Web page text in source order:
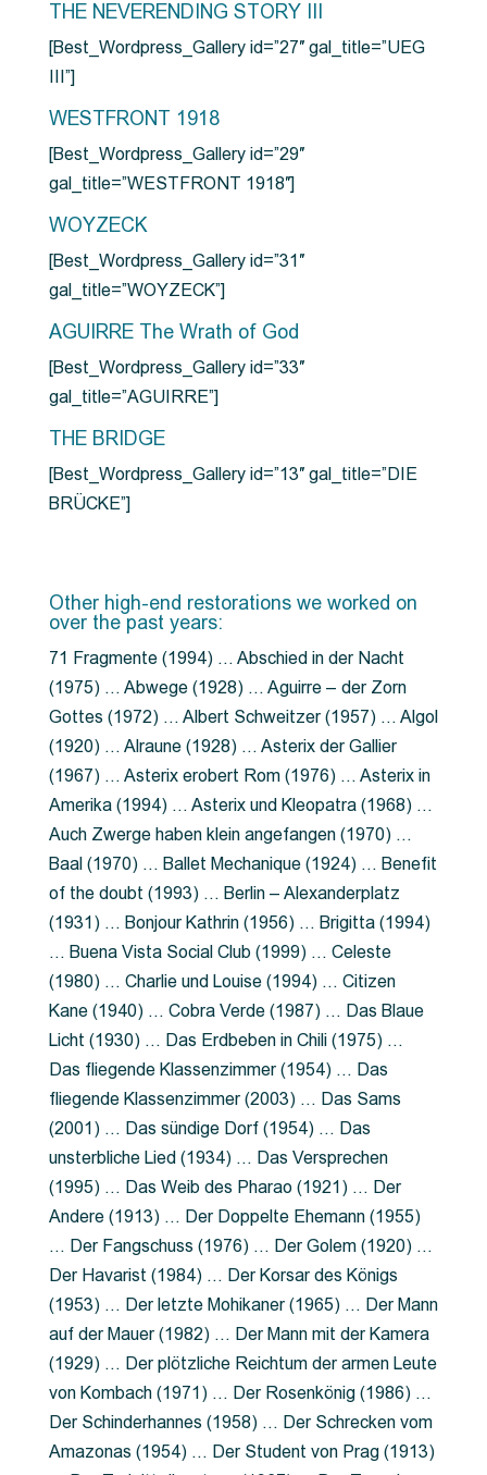
THE NEVERENDING STORY III
[Best_Wordpress_Gallery id=”27″ gal_title=”UEG
III”]
WESTFRONT 1918
[Best_Wordpress_Gallery id=”29″
gal_title=”WESTFRONT 1918″]
WOYZECK
[Best_Wordpress_Gallery id=”31″
gal_title=”WOYZECK”]
AGUIRRE The Wrath of God
[Best_Wordpress_Gallery id=”33″
gal_title=”AGUIRRE”]
THE BRIDGE
[Best_Wordpress_Gallery id=”13″ gal_title=”DIE
BRÜCKE”]
Other high-end restorations we worked on
over the past years:
71 Fragmente (1994) … Abschied in der Nacht
(1975) … Abwege (1928) … Aguirre – der Zorn
Gottes (1972) … Albert Schweitzer (1957) … Algol
(1920) … Alraune (1928) … Asterix der Gallier
(1967) … Asterix erobert Rom (1976) … Asterix in
Amerika (1994) … Asterix und Kleopatra (1968) …
Auch Zwerge haben klein angefangen (1970) …
Baal (1970) … Ballet Mechanique (1924) … Benefit
of the doubt (1993) … Berlin – Alexanderplatz
(1931) … Bonjour Kathrin (1956) … Brigitta (1994)
… Buena Vista Social Club (1999) … Celeste
(1980) … Charlie und Louise (1994) … Citizen
Kane (1940) … Cobra Verde (1987) … Das Blaue
Licht (1930) … Das Erdbeben in Chili (1975) …
Das fliegende Klassenzimmer (1954) … Das
fliegende Klassenzimmer (2003) … Das Sams
(2001) … Das sündige Dorf (1954) … Das
unsterbliche Lied (1934) … Das Versprechen
(1995) … Das Weib des Pharao (1921) … Der
Andere (1913) … Der Doppelte Ehemann (1955)
… Der Fangschuss (1976) … Der Golem (1920) …
Der Havarist (1984) … Der Korsar des Königs
(1953) … Der letzte Mohikaner (1965) … Der Mann
auf der Mauer (1982) … Der Mann mit der Kamera
(1929) … Der plötzliche Reichtum der armen Leute
von Kombach (1971) … Der Rosenkönig (1986) …
Der Schinderhannes (1958) … Der Schrecken vom
Amazonas (1954) … Der Student von Prag (1913)